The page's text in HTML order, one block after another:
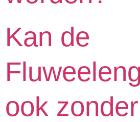
Kan de
ook zonder